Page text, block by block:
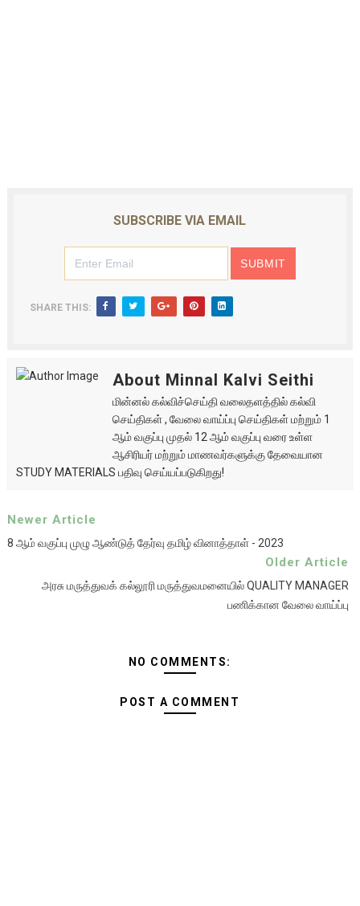
SUBSCRIBE VIA EMAIL
SHARE THIS:
About Minnal Kalvi Seithi
மின்னல் கல்விச்செய்தி வலைதளத்தில் கல்வி
செய்திகள் , வேலை வாய்ப்பு செய்திகள் மற்றும் 1
ஆம் வகுப்பு முதல் 12 ஆம் வகுப்பு வரை உள்ள
ஆசிரியர் மற்றும் மாணவர்களுக்கு தேவையான
STUDY MATERIALS பதிவு செய்யப்படுகிறது!
Newer Article
8 ஆம் வகுப்பு முழு ஆண்டுத் தேர்வு தமிழ் வினாத்தாள் - 2023
Older Article
அரசு மருத்துவக் கல்லூரி மருத்துவமனையில் QUALITY MANAGER
பணிக்கான வேலை வாய்ப்பு
NO COMMENTS:
POST A COMMENT